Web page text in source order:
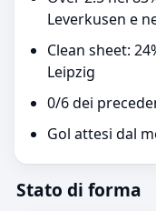
Leverkusen e
Clean sheet:
Leipzig
0/6 dei
Gol attesi dal
Stato di forma